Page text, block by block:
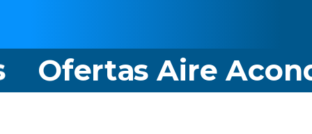
Aire